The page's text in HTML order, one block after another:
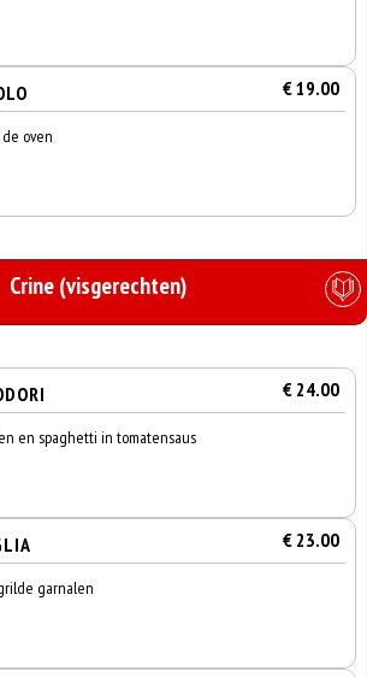
€ 19.00
oven
Crine (visgerechten)
€ 24.00
en spaghetti in tomatensaus
€ 23.00
garnalen